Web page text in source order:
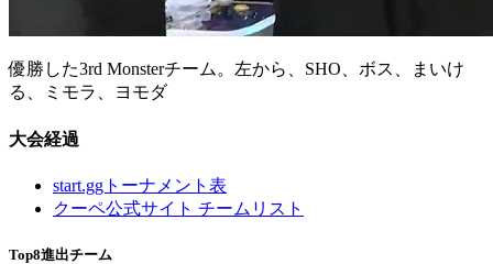
優勝した3rd Monsterチーム。左から、SHO、ボス、まいけ
る、ミモラ、ヨモダ
大会経過
start.ggトーナメント表
クーペ公式サイト チームリスト
Top8進出チーム